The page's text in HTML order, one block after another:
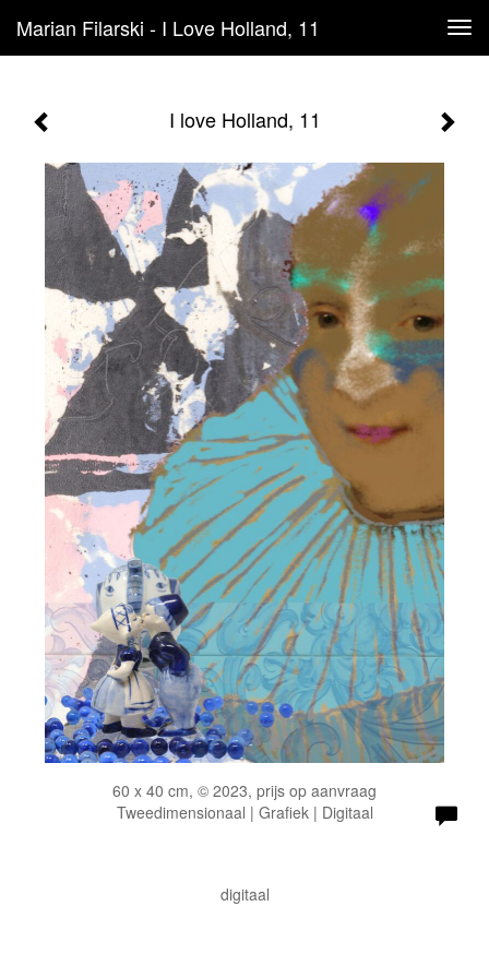
Marian Filarski - I Love Holland, 11
I love Holland, 11
60 x 40 cm, © 2023, prijs op aanvraag
Tweedimensionaal | Grafiek | Digitaal
digitaal